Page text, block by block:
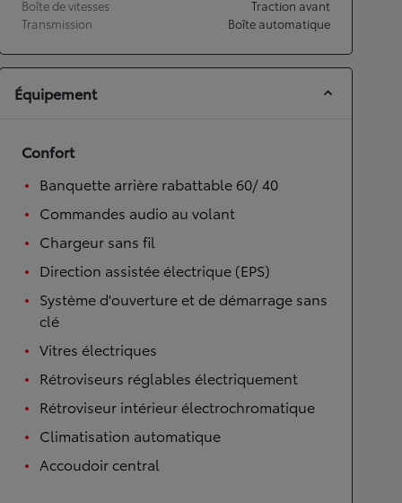
Boîte de vitesses
Traction avant
Transmission
Boîte automatique
Équipement
Confort
Banquette arrière rabattable 60/ 40
Commandes audio au volant
Chargeur sans fil
Direction assistée électrique (EPS)
Système d'ouverture et de démarrage sans
clé
Vitres électriques
Rétroviseurs réglables électriquement
Rétroviseur intérieur électrochromatique
Climatisation automatique
Accoudoir central